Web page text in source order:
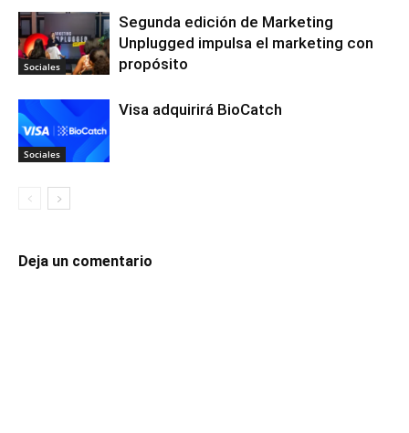
Sociales
Segunda edición de Marketing
Unplugged impulsa el marketing con
propósito
Sociales
Visa adquirirá BioCatch
Deja un comentario